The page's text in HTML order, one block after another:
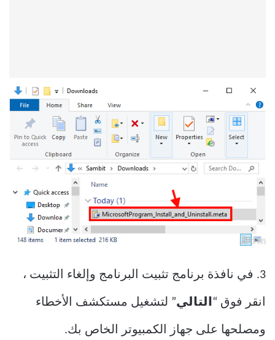
3. في نافذة برنامج تثبيت البرنامج وإلغاء التثبيت ،
انقر فوق “ التالي” لتشغيل مستكشف الأخطاء
ومصلحها على جهاز الكمبيوتر الخاص بك.